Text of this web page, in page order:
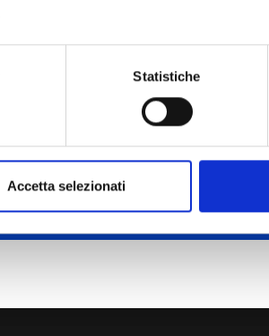
Statistiche
Accetta selezionati